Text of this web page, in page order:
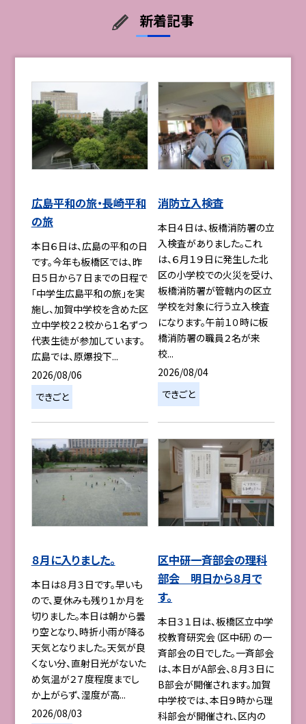
新着記事
広島平和の旅・長崎平和
の旅
本日６日は、広島の平和の日
です。今年も板橋区では、昨
日５日から７日までの日程で
「中学生広島平和の旅」を実
施し、加賀中学校を含めた区
立中学校２２校から１名ずつ
代表生徒が参加しています。
広島では、原爆投下...
2026/08/06
できごと
消防立入検査
本日４日は、板橋消防署の立
入検査がありました。これ
は、６月１９日に発生した北
区の小学校での火災を受け、
板橋消防署が管轄内の区立
学校を対象に行う立入検査
になります。午前１０時に板
橋消防署の職員２名が来
校...
2026/08/04
できごと
８月に入りました。
本日は８月３日です。早いも
ので、夏休みも残り１か月を
切りました。本日は朝から曇
り空となり、時折小雨が降る
天気となりました。天気が良
くない分、直射日光がないた
め気温が２７度程度までし
か上がらず、湿度が高...
2026/08/03
区中研一斉部会の理科
部会 明日から８月で
す。
本日３１日は、板橋区立中学
校教育研究会（区中研）の一
斉部会の日でした。一斉部会
は、本日がA部会、８月３日に
B部会が開催されます。加賀
中学校では、本日９時から理
科部会が開催され、区内の